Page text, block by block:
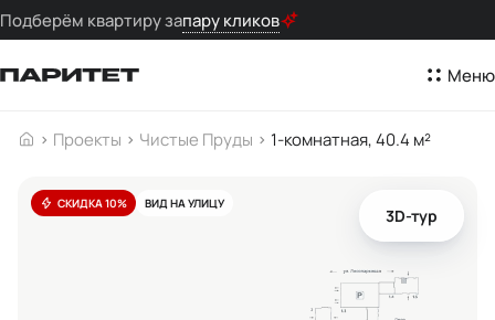
Подберём квартиру запару кликов
Меню
Проекты Чистые Пруды 1-комнатная, 40.4 м²
СКИДКА 10% ВИД НА УЛИЦУ
3D-тур